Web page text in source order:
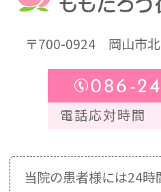
〒700-0924岡山市北
086-
電話応対時間
当院の患者様には24時